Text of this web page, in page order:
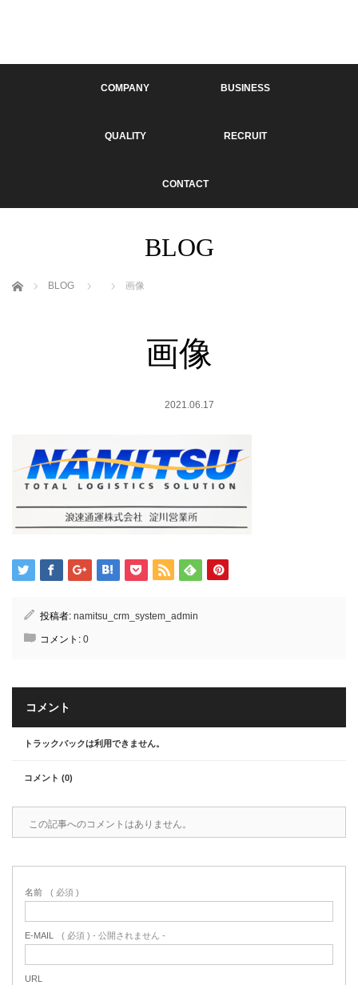
COMPANY BUSINESS
QUALITY RECRUIT
CONTACT
BLOG
ホーム BLOG 画像
画像
2021.06.17
投稿者: namitsu_crm_system_admin
コメント: 0
コメント
トラックバックは利用できません。
コメント (0)
この記事へのコメントはありません。
名前 ( 必須 )
E-MAIL ( 必須 ) - 公開されません -
URL